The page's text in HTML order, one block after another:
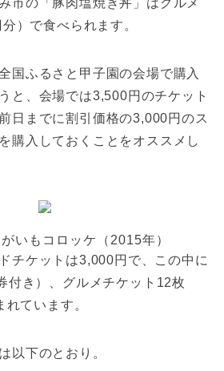
市の「豚肉塩焼き丼」はグルメ
）で食べられます。
国ふるさと甲子園の会場で購入
と、会場では3,500円のチケット
日までに割引価格の3,000円のス
購入しておくことをオススメし
いもコロッケ（2015年）
チケットは3,000円で、この中に
付き）、グルメチケット12枚
れています。
以下のとおり。